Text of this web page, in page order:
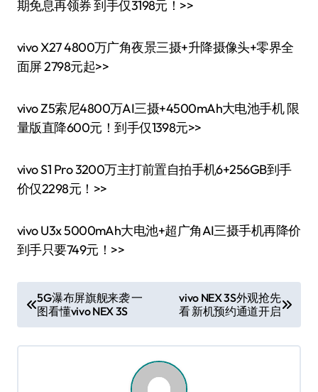
期免息再领券 到手仅3198元！>>
vivo X27 4800万广角夜景三摄+升降摄像头+零界全
面屏 2798元起>>
vivo Z5索尼4800万AI三摄+4500mAh大电池手机 限
量版直降600元！到手仅1398元>>
vivo S1 Pro 3200万主打前置自拍手机6+256GB到手
价仅2298元！>>
vivo U3x 5000mAh大电池+超广角AI三摄手机再降价
到手只要749元！>>
章
导
5G瀑布屏旗舰来袭 一
图看懂vivo NEX 3S
vivo NEX 3S外观抢先
看 新机预约通道开启